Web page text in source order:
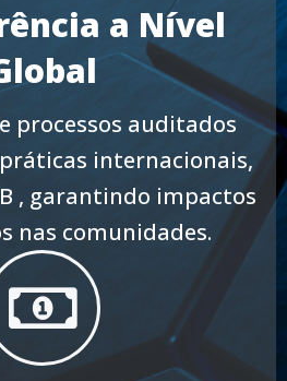
a Nível
processos auditados
internacionais,
, garantindo impactos
nas comunidades.